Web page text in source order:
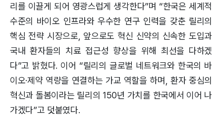
리를 이끌게 되어 영광스럽게 생각한다”며 “한국은 세계적
수준의 바이오 인프라와 우수한 연구 인력을 갖춘 릴리의
핵심 전략 시장으로, 앞으로도 혁신 신약의 신속한 도입과
국내 환자들의 치료 접근성 향상을 위해 최선을 다하겠
다”고 밝혔다. 이어 “릴리의 글로벌 네트워크와 한국의 바
이오·제약 역량을 연결하는 가교 역할을 하며, 환자 중심의
혁신과 돌봄이라는 릴리의 150년 가치를 한국에서 이어 나
가겠다”고 덧붙였다.